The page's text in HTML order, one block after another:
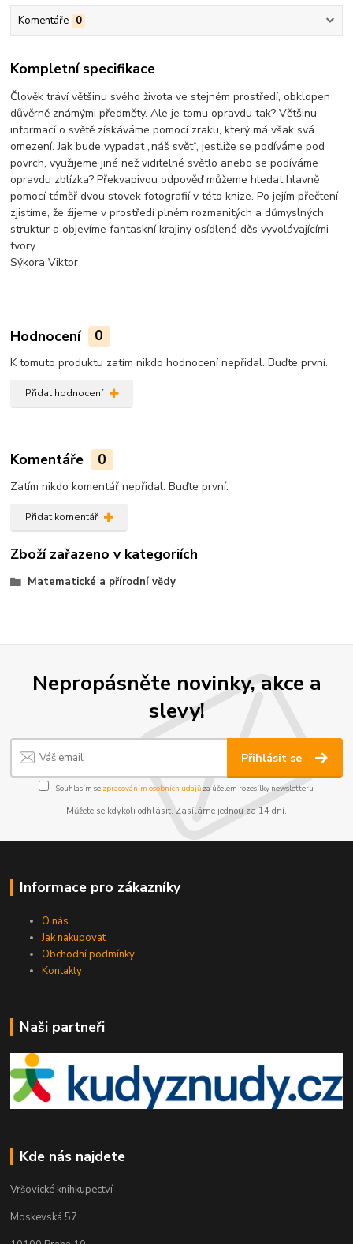
Komentáře 0
Kompletní specifikace
Člověk tráví většinu svého života ve stejném prostředí, obklopen
důvěrně známými předměty. Ale je tomu opravdu tak? Většinu
informací o světě získáváme pomocí zraku, který má však svá
omezení. Jak bude vypadat „náš svět“, jestliže se podíváme pod
povrch, využijeme jiné než viditelné světlo anebo se podíváme
opravdu zblízka? Překvapivou odpověď můžeme hledat hlavně
pomocí téměř dvou stovek fotografií v této knize. Po jejím přečtení
zjistíme, že žijeme v prostředí plném rozmanitých a důmyslných
struktur a objevíme fantaskní krajiny osídlené děs vyvolávajícími
tvory.
Sýkora Viktor
Hodnocení 0
K tomuto produktu zatím nikdo hodnocení nepřidal. Buďte první.
Přidat hodnocení
Komentáře 0
Zatím nikdo komentář nepřidal. Buďte první.
Přidat komentář
Zboží zařazeno v kategoriích
Matematické a přírodní vědy
Nepropásněte novinky, akce a
slevy!
Přihlásit se
Souhlasím se zpracováním osobních údajůza účelem rozesílky newsletteru.
Můžete se kdykoli odhlásit. Zasíláme jednou za 14 dní.
Informace pro zákazníky
O nás
Jak nakupovat
Obchodní podmínky
Kontakty
Naši partneři
Kde nás najdete
Vršovické knihkupectví
Moskevská 57